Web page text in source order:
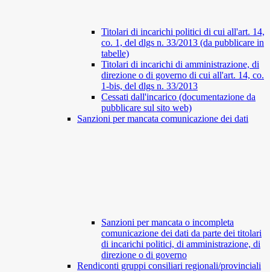
Titolari di incarichi politici di cui all'art. 14,
co. 1, del dlgs n. 33/2013 (da pubblicare in
tabelle)
Titolari di incarichi di amministrazione, di
direzione o di governo di cui all'art. 14, co.
1-bis, del dlgs n. 33/2013
Cessati dall'incarico (documentazione da
pubblicare sul sito web)
Sanzioni per mancata comunicazione dei dati
Sanzioni per mancata o incompleta
comunicazione dei dati da parte dei titolari
di incarichi politici, di amministrazione, di
direzione o di governo
Rendiconti gruppi consiliari regionali/provinciali